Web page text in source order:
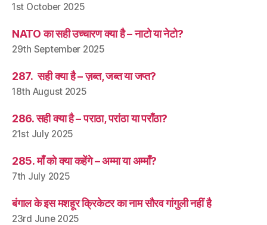
1st October 2025
NATO का सही उच्चारण क्या है – नाटो या नेटो?
29th September 2025
287. सही क्या है – ज़ब्त, जब्त या जप्त?
18th August 2025
286. सही क्या है – पराठा, परांठा या पराँठा?
21st July 2025
285. माँ को क्या कहेंगे – अम्मा या अम्माँ?
7th July 2025
बंगाल के इस मशहूर क्रिकेटर का नाम सौरव गांगुली नहीं है
23rd June 2025